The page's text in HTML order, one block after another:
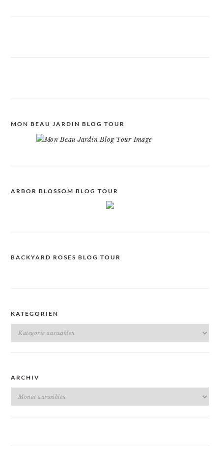
MON BEAU JARDIN BLOG TOUR
ARBOR BLOSSOM BLOG TOUR
BACKYARD ROSES BLOG TOUR
KATEGORIEN
Kategorien
ARCHIV
Archiv